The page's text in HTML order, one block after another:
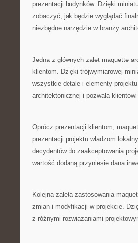
prezentacji budynków. ‍Dzięki
zobaczyć, ⁣jak będzie wyglądać
⁢niezbędne narzędzie w branży​
Jedną z głównych zalet maquette
klientom. Dzięki trójwymiarowej
wszystkie detale i elementy⁣
architektonicznej i ‍pozwala
Oprócz​ prezentacji klientom,
prezentacji⁤ projektu władzom
decydentów⁤ do zaakceptowania
wartość dodaną‌ przyniesie ‌dana
Kolejną ​zaletą zastosowania
⁣zmian ‌i modyfikacji w projekcie.
z różnymi ⁤rozwiązaniami